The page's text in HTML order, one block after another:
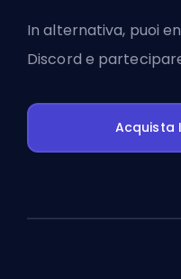
In alternativa, puoi
Discord e
Acquista